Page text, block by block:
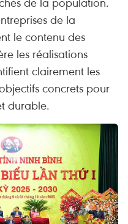
de la
le contenu des
les réalisations
clairement les
concrets pour
durable.